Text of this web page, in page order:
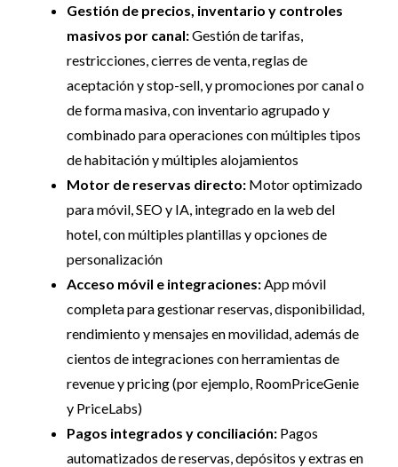
Gestión de precios, inventario y controles
masivos por canal:Gestión de tarifas,
restricciones, cierres de venta, reglas de
aceptación y stop-sell, y promociones por canal o
de forma masiva, con inventario agrupado y
combinado para operaciones con múltiples tipos
de habitación y múltiples alojamientos
Motor de reservas directo: Motor optimizado
para móvil, SEO y IA, integrado en la web del
hotel, con múltiples plantillas y opciones de
personalización
Acceso móvil e integraciones: App móvil
completa para gestionar reservas, disponibilidad,
rendimiento y mensajes en movilidad, además de
cientos de integraciones con herramientas de
revenue y pricing (por ejemplo, RoomPriceGenie
y PriceLabs)
Pagos integrados y conciliación: Pagos
automatizados de reservas, depósitos y extras en